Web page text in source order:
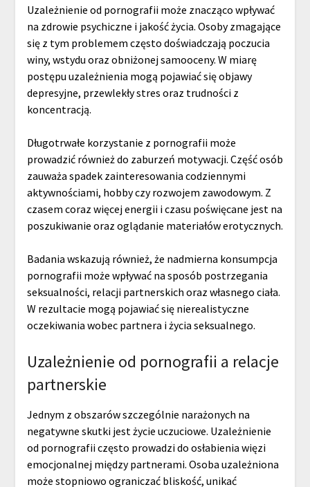
Uzależnienie od pornografii może znacząco wpływać
na zdrowie psychiczne i jakość życia. Osoby zmagające
się z tym problemem często doświadczają poczucia
winy, wstydu oraz obniżonej samooceny. W miarę
postępu uzależnienia mogą pojawiać się objawy
depresyjne, przewlekły stres oraz trudności z
koncentracją.
Długotrwałe korzystanie z pornografii może
prowadzić również do zaburzeń motywacji. Część osób
zauważa spadek zainteresowania codziennymi
aktywnościami, hobby czy rozwojem zawodowym. Z
czasem coraz więcej energii i czasu poświęcane jest na
poszukiwanie oraz oglądanie materiałów erotycznych.
Badania wskazują również, że nadmierna konsumpcja
pornografii może wpływać na sposób postrzegania
seksualności, relacji partnerskich oraz własnego ciała.
W rezultacie mogą pojawiać się nierealistyczne
oczekiwania wobec partnera i życia seksualnego.
Uzależnienie od pornografii a relacje
partnerskie
Jednym z obszarów szczególnie narażonych na
negatywne skutki jest życie uczuciowe. Uzależnienie
od pornografii często prowadzi do osłabienia więzi
emocjonalnej między partnerami. Osoba uzależniona
może stopniowo ograniczać bliskość, unikać